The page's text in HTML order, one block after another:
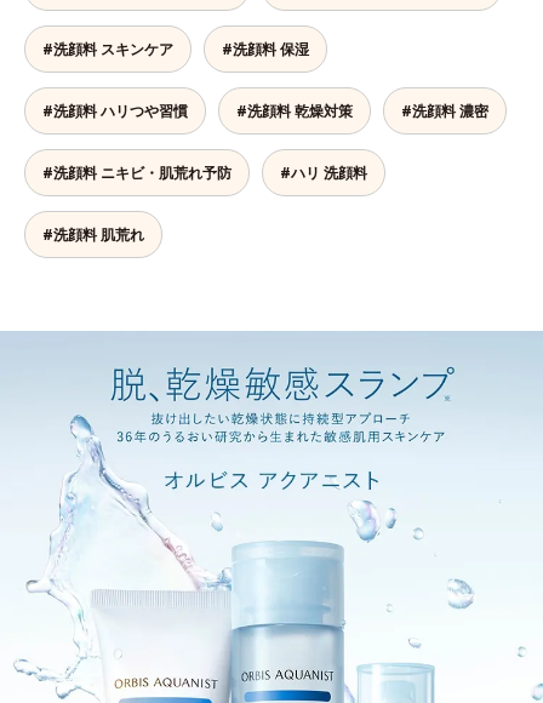
#洗顔料 スキンケア #洗顔料 保湿
#洗顔料 ハリつや習慣 #洗顔料 乾燥対策 #洗顔料 濃密
#洗顔料 ニキビ・肌荒れ予防 #ハリ 洗顔料
#洗顔料 肌荒れ